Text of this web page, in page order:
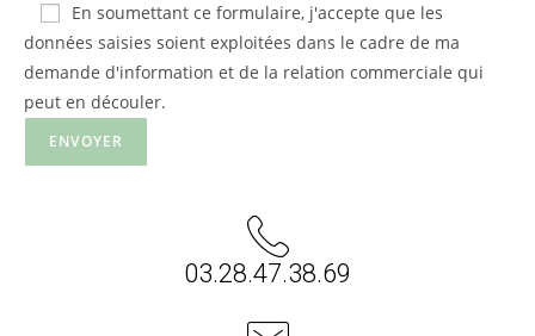
En soumettant ce formulaire, j'accepte que les
données saisies soient exploitées dans le cadre de ma
demande d'information et de la relation commerciale qui
peut en découler.
03.28.47.38.69